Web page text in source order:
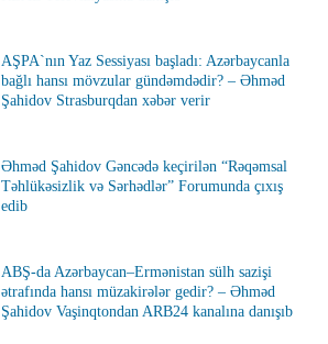
AŞPA`nın Yaz Sessiyası başladı: Azərbaycanla
bağlı hansı mövzular gündəmdədir? – Əhməd
Şahidov Strasburqdan xəbər verir
Əhməd Şahidov Gəncədə keçirilən “Rəqəmsal
Təhlükəsizlik və Sərhədlər” Forumunda çıxış
edib
ABŞ-da Azərbaycan–Ermənistan sülh sazişi
ətrafında hansı müzakirələr gedir? – Əhməd
Şahidov Vaşinqtondan ARB24 kanalına danışıb